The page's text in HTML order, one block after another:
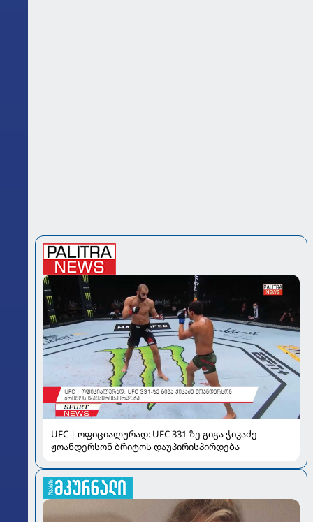
UFC | ოფიციალურად: UFC 331-ზე გიგა ჭიკაძე
ჟოანდერსონ ბრიტოს დაუპირისპირდება